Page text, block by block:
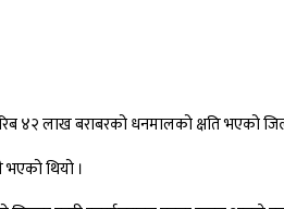
लाख बराबरको धनमालको क्षति भएको
थियो ।